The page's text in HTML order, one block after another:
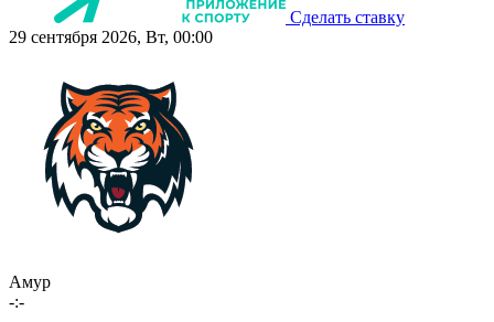
Сделать ставку
29 сентября 2026, Вт, 00:00
Амур
-:-